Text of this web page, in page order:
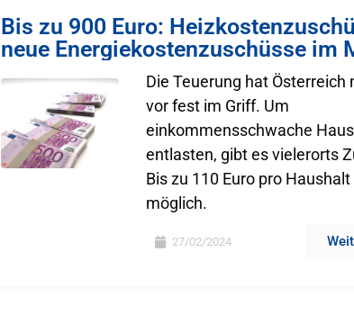
Bis zu 900 Euro:
neue Energiekostenzuschüsse im
Die Teuerung hat Österreich
vor fest im Griff. Um
einkommensschwache
entlasten, gibt es vielerorts
Bis zu 110 Euro pro Haushalt
möglich.
27/02/2024